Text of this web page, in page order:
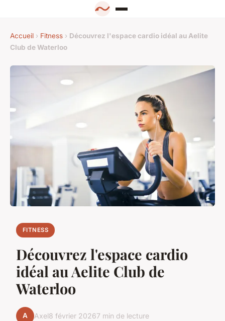
Accueil › Fitness › Découvrez l'espace cardio idéal au Aelite
Club de Waterloo
FITNESS
Découvrez l'espace cardio
idéal au Aelite Club de
Waterloo
A Axel8 février 20267 min de lecture